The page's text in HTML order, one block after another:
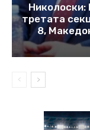
Николоски:
третата
8,